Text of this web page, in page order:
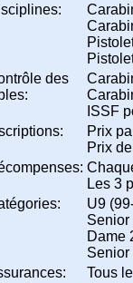
des
ISSF
Prix
Prix
Les 3
U9
Senior
Dame
Senior
Tous